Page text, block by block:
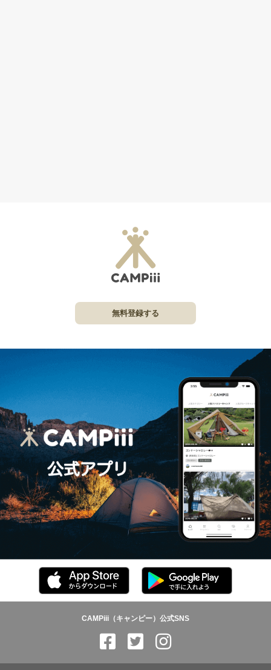
無料登録する
CAMPiii（キャンピー）公式SNS